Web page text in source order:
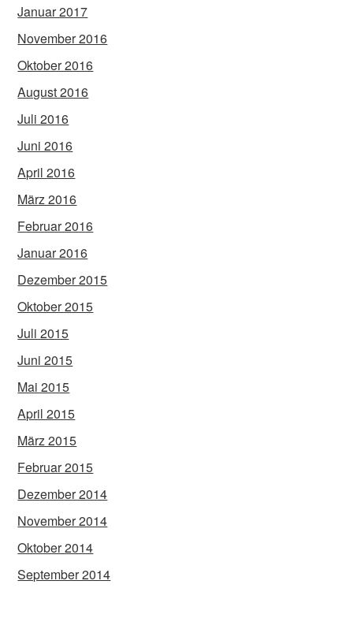
Januar 2017
November 2016
Oktober 2016
August 2016
Juli 2016
Juni 2016
April 2016
März 2016
Februar 2016
Januar 2016
Dezember 2015
Oktober 2015
Juli 2015
Juni 2015
Mai 2015
April 2015
März 2015
Februar 2015
Dezember 2014
November 2014
Oktober 2014
September 2014